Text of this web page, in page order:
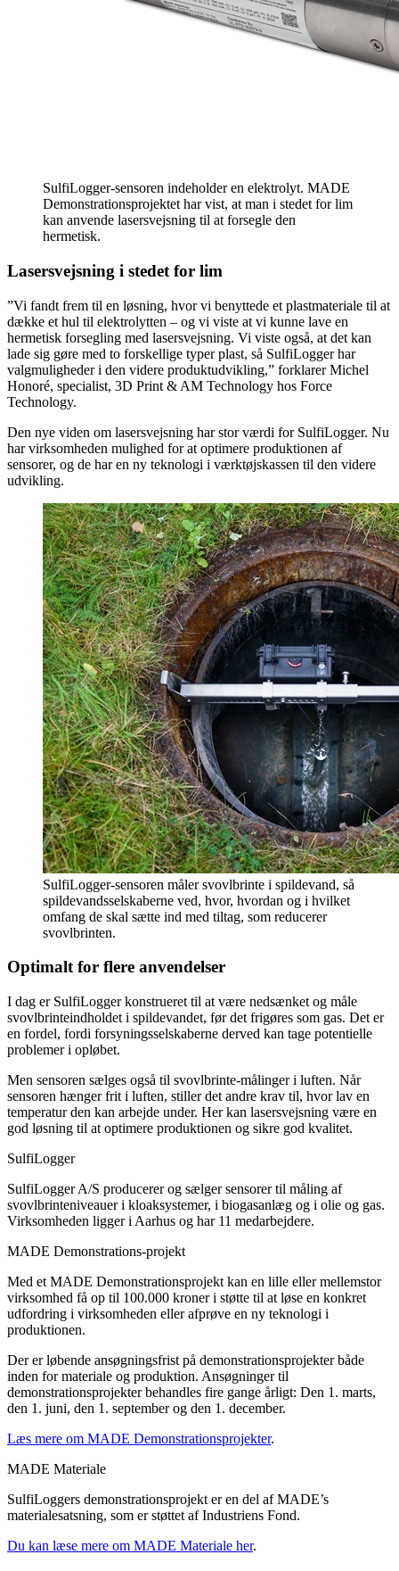
SulfiLogger-sensoren indeholder en elektrolyt. MADE
Demonstrationsprojektet har vist, at man i stedet for lim
kan anvende lasersvejsning til at forsegle den
hermetisk.
Lasersvejsning i stedet for lim
”Vi fandt frem til en løsning, hvor vi benyttede et plastmateriale til at
dække et hul til elektrolytten – og vi viste at vi kunne lave en
hermetisk forsegling med lasersvejsning. Vi viste også, at det kan
lade sig gøre med to forskellige typer plast, så SulfiLogger har
valgmuligheder i den videre produktudvikling,” forklarer Michel
Honoré, specialist, 3D Print & AM Technology hos Force
Technology.
Den nye viden om lasersvejsning har stor værdi for SulfiLogger. Nu
har virksomheden mulighed for at optimere produktionen af
sensorer, og de har en ny teknologi i værktøjskassen til den videre
udvikling.
SulfiLogger-sensoren måler svovlbrinte i spildevand, så
spildevandsselskaberne ved, hvor, hvordan og i hvilket
omfang de skal sætte ind med tiltag, som reducerer
svovlbrinten.
Optimalt for flere anvendelser
I dag er SulfiLogger konstrueret til at være nedsænket og måle
svovlbrinteindholdet i spildevandet, før det frigøres som gas. Det er
en fordel, fordi forsyningsselskaberne derved kan tage potentielle
problemer i opløbet.
Men sensoren sælges også til svovlbrinte-målinger i luften. Når
sensoren hænger frit i luften, stiller det andre krav til, hvor lav en
temperatur den kan arbejde under. Her kan lasersvejsning være en
god løsning til at optimere produktionen og sikre god kvalitet.
SulfiLogger
SulfiLogger A/S producerer og sælger sensorer til måling af
svovlbrinteniveauer i kloaksystemer, i biogasanlæg og i olie og gas.
Virksomheden ligger i Aarhus og har 11 medarbejdere.
MADE Demonstrations-projekt
Med et MADE Demonstrationsprojekt kan en lille eller mellemstor
virksomhed få op til 100.000 kroner i støtte til at løse en konkret
udfordring i virksomheden eller afprøve en ny teknologi i
produktionen.
Der er løbende ansøgningsfrist på demonstrationsprojekter både
inden for materiale og produktion. Ansøgninger til
demonstrationsprojekter behandles fire gange årligt: Den 1. marts,
den 1. juni, den 1. september og den 1. december.
Læs mere om MADE Demonstrationsprojekter.
MADE Materiale
SulfiLoggers demonstrationsprojekt er en del af MADE’s
materialesatsning, som er støttet af Industriens Fond.
Du kan læse mere om MADE Materiale her.